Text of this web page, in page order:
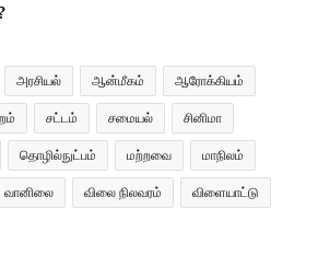
அரசியல் ஆன்மீகம் ஆரோக்கியம்
சட்டம் சமையல் சினிமா
தொழில்நுட்பம் மற்றவை மாநிலம்
வானிலை விலை நிலவரம் விளையாட்டு